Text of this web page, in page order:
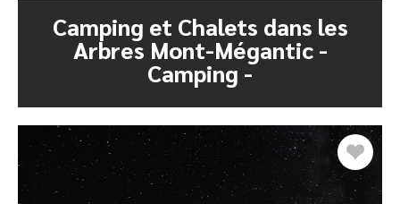
Camping et Chalets dans les
Arbres Mont-Mégantic -
Camping -